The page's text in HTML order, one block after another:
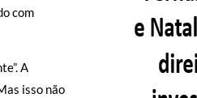
com
A
isso não